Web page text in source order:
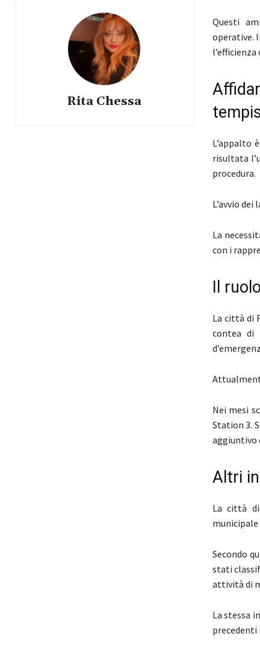
Rita Chessa
Questi
operative.
L’appalto
risultata
procedura.
L’avvio
La
con i
Il
La città di
contea di
Nei mesi
Station 3.
aggiuntivo
Altri
La città
Secondo
stati
attività di
La stessa
precedenti